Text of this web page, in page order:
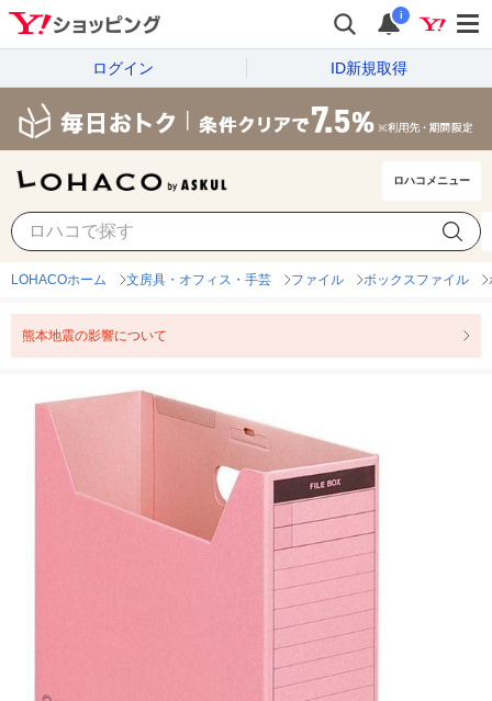
i
ログイン ID新規取得
ロハコメニュー
LOHACOホーム 文房具・オフィス・手芸 ファイル ボックスファイル
熊本地震の影響について